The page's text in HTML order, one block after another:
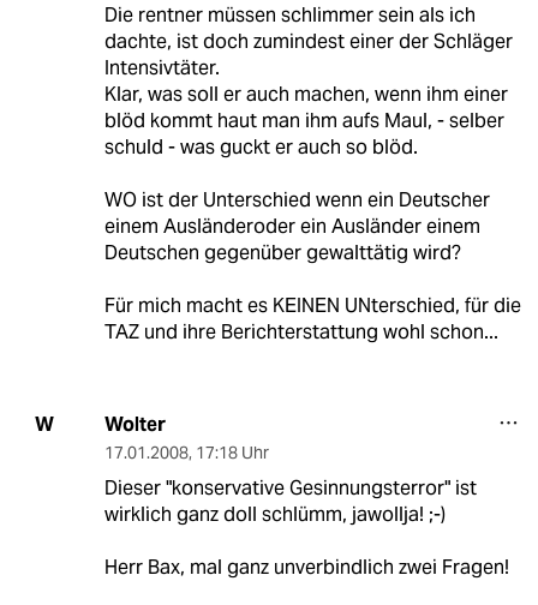
Die rentner müssen schlimmer sein als ich
dachte, ist doch zumindest einer der Schläger
Intensivtäter.
Klar, was soll er auch machen, wenn ihm einer
blöd kommt haut man ihm aufs Maul, - selber
schuld - was guckt er auch so blöd.
WO ist der Unterschied wenn ein Deutscher
einem Ausländeroder ein Ausländer einem
Deutschen gegenüber gewalttätig wird?
Für mich macht es KEINEN UNterschied, für die
TAZ und ihre Berichterstattung wohl schon...
W Wolter
17.01.2008, 17:18 Uhr
Dieser "konservative Gesinnungsterror" ist
wirklich ganz doll schlümm, jawollja! ;-)
Herr Bax, mal ganz unverbindlich zwei Fragen!